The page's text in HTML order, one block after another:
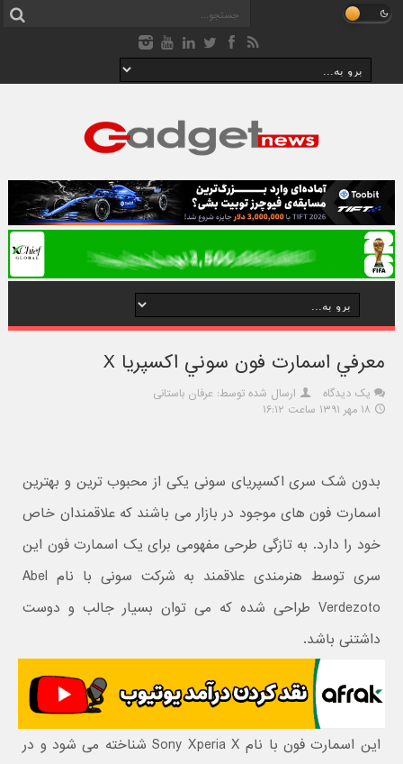
معرفي اسمارت فون سوني اکسپريا X
یک دیدگاه
ارسال شده توسط: عرفان باستانی
۱۸ مهر ۱۳۹۱ ساعت ۱۶:۱۲
بدون شک سری اکسپریای سونی یکی از محبوب ترین و بهترین
اسمارت فون های موجود در بازار می باشند که علاقمندان خاص
خود را دارد. به تازگی طرحی مفهومی برای یک اسمارت فون این
سری توسط هنرمندی علاقمند به شرکت سونی با نام Abel
Verdezoto طراحی شده که می توان بسیار جالب و دوست
داشتنی باشد.
این اسمارت فون با نام Sony Xperia X شناخته می شود و در